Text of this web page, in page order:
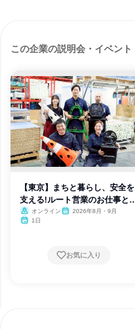
この企業の説明会・イベント
【東京】まちと暮らし、安全を
支える!ルート営業のお仕事と
は?オンライン
2026年8月・9月
1日
お気に入り